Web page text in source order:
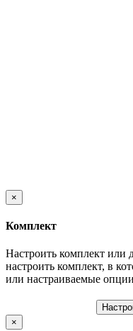
×
Комплект
Настроить комплект или
настроить комплект, в
или настраиваемые
×